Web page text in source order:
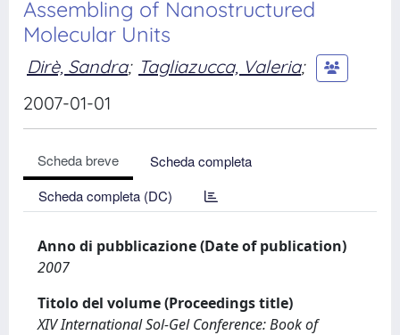
Assembling of Nanostructured
Molecular Units
Dirè, Sandra; Tagliazucca, Valeria;
2007-01-01
Scheda breve
Scheda completa
Scheda completa (DC)
Anno di pubblicazione (Date of publication)
2007
Titolo del volume (Proceedings title)
XIV International Sol-Gel Conference: Book of